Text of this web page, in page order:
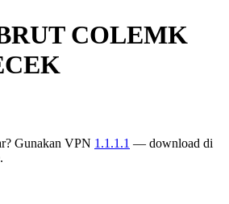
COLEMK
Gunakan VPN 1.1.1.1 — download di